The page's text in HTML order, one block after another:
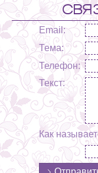
Email:
Тема:
Телефон:
Текст:
Как